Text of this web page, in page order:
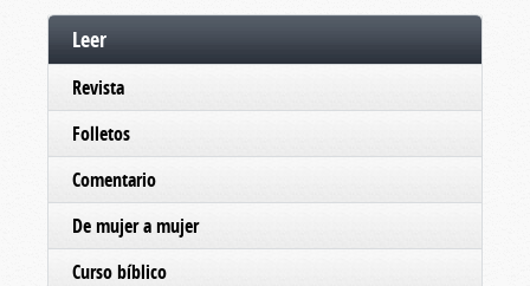
Leer
Revista
Folletos
Comentario
De mujer a mujer
Curso bíblico